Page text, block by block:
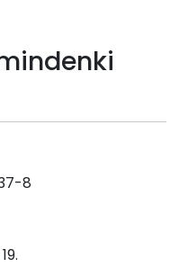
8